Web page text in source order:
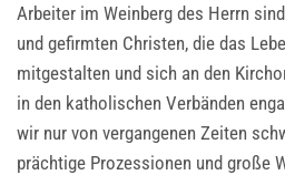
Arbeiter im Weinberg des Herrn
und gefirmten Christen, die das
mitgestalten und sich an den
in den katholischen Verbänden
wir nur von vergangenen Zeiten
prächtige Prozessionen und große